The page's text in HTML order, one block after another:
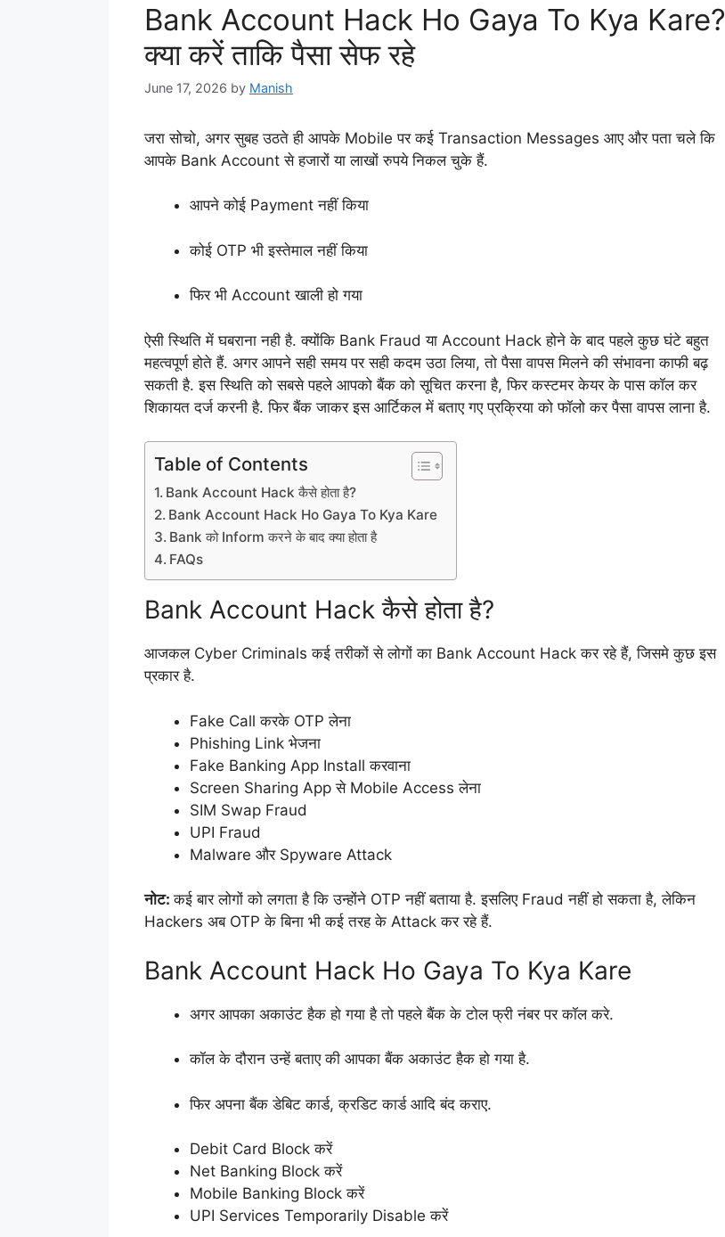
Bank Account Hack Ho Gaya To Kya Kare?
क्या करें ताकि पैसा सेफ रहे
June 17, 2026 by Manish
जरा सोचो, अगर सुबह उठते ही आपके Mobile पर कई Transaction Messages आए और पता चले कि
आपके Bank Account से हजारों या लाखों रुपये निकल चुके हैं.
आपने कोई Payment नहीं किया
कोई OTP भी इस्तेमाल नहीं किया
फिर भी Account खाली हो गया
ऐसी स्थिति में घबराना नही है. क्योंकि Bank Fraud या Account Hack होने के बाद पहले कुछ घंटे बहुत
महत्वपूर्ण होते हैं. अगर आपने सही समय पर सही कदम उठा लिया, तो पैसा वापस मिलने की संभावना काफी बढ़
सकती है. इस स्थिति को सबसे पहले आपको बैंक को सूचित करना है, फिर कस्टमर केयर के पास कॉल कर
शिकायत दर्ज करनी है. फिर बैंक जाकर इस आर्टिकल में बताए गए प्रक्रिया को फॉलो कर पैसा वापस लाना है.
Table of Contents
Bank Account Hack कैसे होता है?
Bank Account Hack Ho Gaya To Kya Kare
Bank को Inform करने के बाद क्या होता है
FAQs
Bank Account Hack कैसे होता है?
आजकल Cyber Criminals कई तरीकों से लोगों का Bank Account Hack कर रहे हैं, जिसमे कुछ इस
प्रकार है.
Fake Call करके OTP लेना
Phishing Link भेजना
Fake Banking App Install करवाना
Screen Sharing App से Mobile Access लेना
SIM Swap Fraud
UPI Fraud
Malware और Spyware Attack
नोट:कई बार लोगों को लगता है कि उन्होंने OTP नहीं बताया है. इसलिए Fraud नहीं हो सकता है, लेकिन
Hackers अब OTP के बिना भी कई तरह के Attack कर रहे हैं.
Bank Account Hack Ho Gaya To Kya Kare
अगर आपका अकाउंट हैक हो गया है तो पहले बैंक के टोल फ्री नंबर पर कॉल करे.
कॉल के दौरान उन्हें बताए की आपका बैंक अकाउंट हैक हो गया है.
फिर अपना बैंक डेबिट कार्ड, क्रडिट कार्ड आदि बंद कराए.
Debit Card Block करें
Net Banking Block करें
Mobile Banking Block करें
UPI Services Temporarily Disable करें